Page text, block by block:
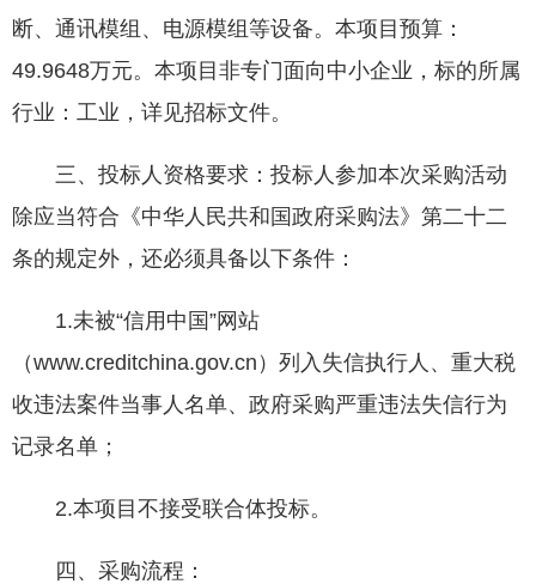
断、通讯模组、电源模组等设备。本项目预算：
49.9648万元。本项目非专门面向中小企业，标的所属
行业：工业，详见招标文件。
三、投标人资格要求：投标人参加本次采购活动
除应当符合《中华人民共和国政府采购法》第二十二
条的规定外，还必须具备以下条件：
1.未被“信用中国”网站
（www.creditchina.gov.cn）列入失信执行人、重大税
收违法案件当事人名单、政府采购严重违法失信行为
记录名单；
2.本项目不接受联合体投标。
四、采购流程：